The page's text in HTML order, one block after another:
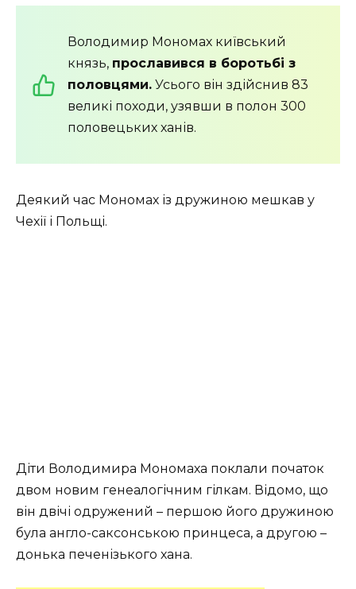
Володимир Мономах київський
князь, прославився в боротьбі з
половцями. Усього він здійснив 83
великі походи, узявши в полон 300
половецьких ханів.
Деякий час Мономах із дружиною мешкав у
Чехії і Польщі.
Діти Володимира Мономаха поклали початок
двом новим генеалогічним гілкам. Відомо, що
він двічі одружений – першою його дружиною
була англо-саксонською принцеса, а другою –
донька печенізького хана.